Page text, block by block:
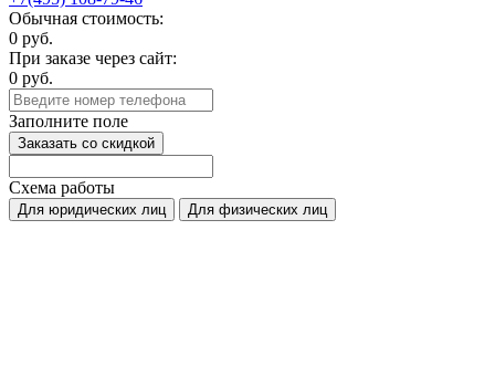
Обычная стоимость:
0 руб.
При заказе через сайт:
0 руб.
Заполните поле
Заказать со скидкой
Схема работы
Для юридических лиц Для физических лиц